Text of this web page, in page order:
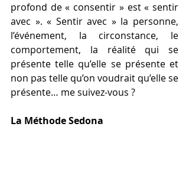
profond de « consentir » est « sentir
avec ». « Sentir avec » la personne,
l’événement, la circonstance, le
comportement, la réalité qui se
présente telle qu’elle se présente et
non pas telle qu’on voudrait qu’elle se
présente… me suivez-vous ?
La Méthode Sedona